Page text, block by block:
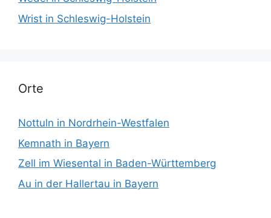
Wrist in Schleswig-Holstein
Orte
Nottuln in Nordrhein-Westfalen
Kemnath in Bayern
Zell im Wiesental in Baden-Württemberg
Au in der Hallertau in Bayern